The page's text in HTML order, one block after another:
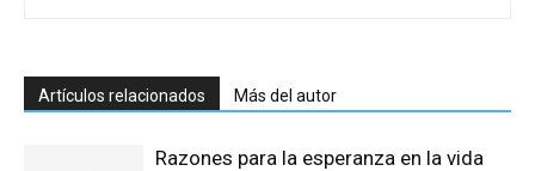
Artículos relacionados Más del autor
Razones para la esperanza en la vida